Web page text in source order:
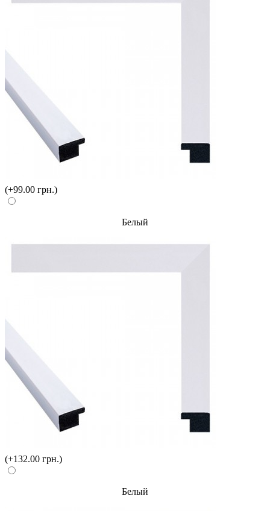
(+99.00 грн.)
Белый
(+132.00 грн.)
Белый